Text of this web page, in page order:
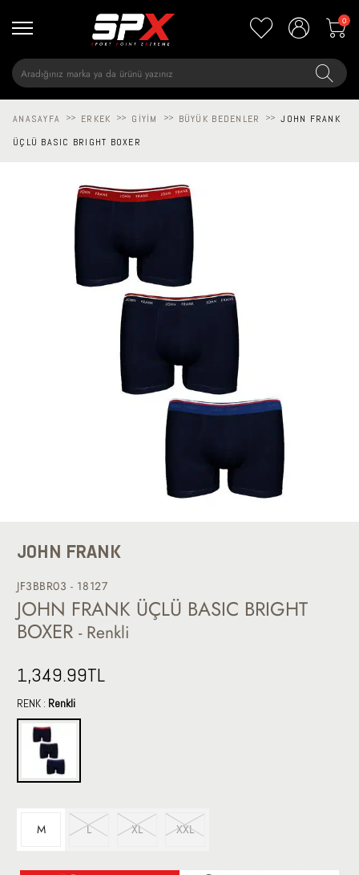
0
ANASAYFA >> ERKEK >> GIYIM >> BÜYÜK BEDENLER >> JOHN FRANK
ÜÇLÜ BASIC BRIGHT BOXER
JOHN FRANK
JF3BBR03 - 18127
JOHN FRANK ÜÇLÜ BASIC BRIGHT
BOXER - Renkli
1,349.99TL
RENK : Renkli
M L XL XXL